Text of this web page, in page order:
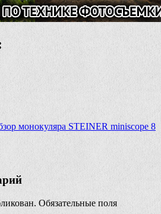
монокуляра STEINER miniscope 8
Обязательные поля